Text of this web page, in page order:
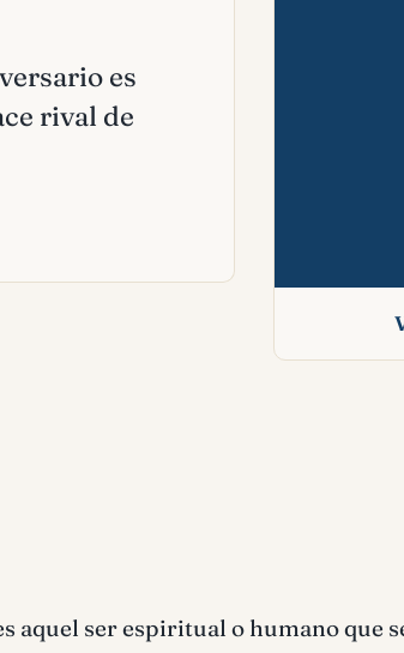
es
rival de
Mira
aquel ser espiritual o humano que